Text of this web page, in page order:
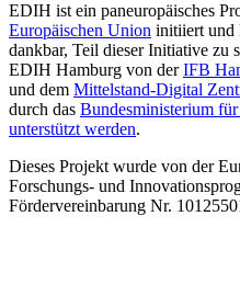
EDIH ist ein paneuropäisches
Europäischen Union initiiert und
dankbar, Teil dieser Initiative zu
EDIH Hamburg von derIFB
und dem Mittelstand-Digital
durch das Bundesministerium
unterstützt werden.
Dieses Projekt wurde von der
Forschungs- und
Fördervereinbarung Nr.